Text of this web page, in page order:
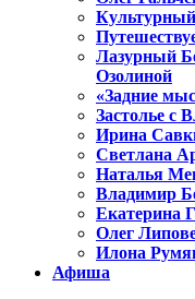
Лазурный
Озолиной
«Задние
Застолье с
Ирина
Светлана
Наталья
Владимир
Екатерина
Олег
Илона
Афиша